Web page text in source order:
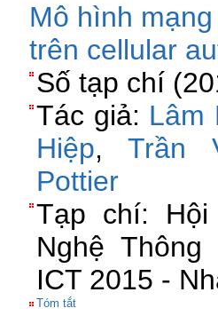
Mô hình
trên cellular
Số tạp chí
Tác giả: Lâm
Hiệp, Trần
Pottier
Tạp chí:
Nghệ
ICT 2015 -
Tóm tắt